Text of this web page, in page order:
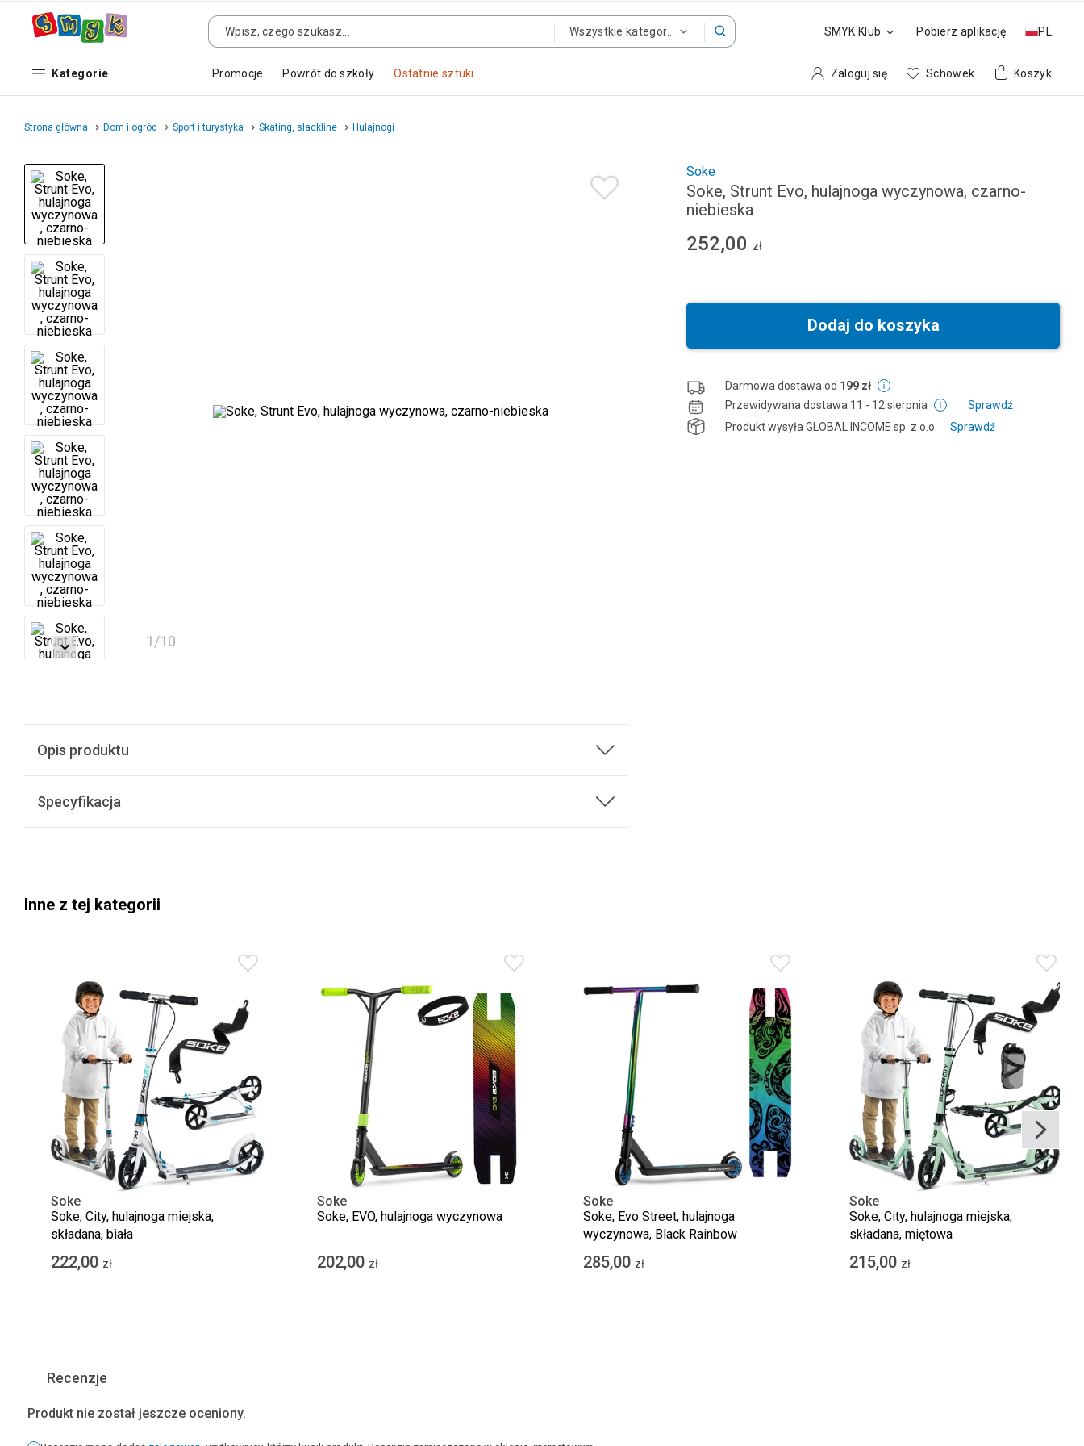
SMYK Klub Pobierz aplikację PL
Kategorie Promocje Powrót do szkoły Ostatnie sztuki Zaloguj się Schowek Koszyk
Strona główna Dom i ogród Sport i turystyka Skating, slackline Hulajnogi
1/10
Opis produktu
Specyfikacja
Soke
Soke, Strunt Evo, hulajnoga wyczynowa, czarno-
niebieska
252,00 zł
Dodaj do koszyka
Darmowa dostawa od 199 zł
Przewidywana dostawa 11 - 12 sierpnia
Sprawdź
Produkt wysyła GLOBAL INCOME sp. z o.o. Sprawdź
Inne z tej kategorii
Soke
Soke, City, hulajnoga miejska,
składana, biała
222,00 zł
Soke
Soke, EVO, hulajnoga wyczynowa
202,00 zł
Soke
Soke, Evo Street, hulajnoga
wyczynowa, Black Rainbow
285,00 zł
Soke
Soke, City, hulajnoga miejska,
składana, miętowa
215,00 zł
Recenzje
Produkt nie został jeszcze oceniony.